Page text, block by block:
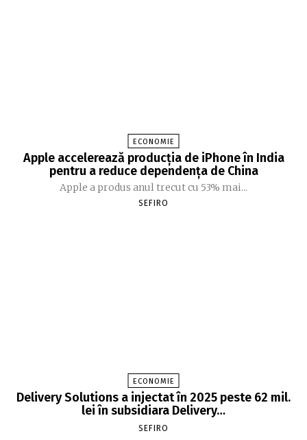
ECONOMIE
Apple accelerează producția de iPhone în India
pentru a reduce dependența de China
Apple a produs anul trecut cu 53% mai...
SEFIRO
ECONOMIE
Delivery Solutions a injectat în 2025 peste 62 mil.
lei în subsidiara Delivery…
SEFIRO